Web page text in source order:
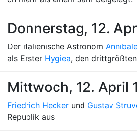
Donnerstag, 12.
Der italienische Astronom
als Erster Hygiea, den drittgrößten
Mittwoch, 12. April
Friedrich Hecker und Gustav
Republik aus